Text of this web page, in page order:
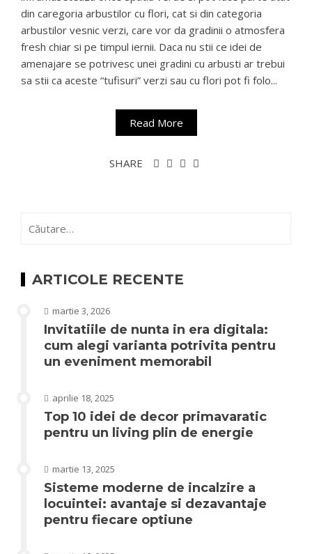
din caregoria arbustilor cu flori, cat si din categoria
arbustilor vesnic verzi, care vor da gradinii o atmosfera
fresh chiar si pe timpul iernii. Daca nu stii ce idei de
amenajare se potrivesc unei gradini cu arbusti ar trebui
sa stii ca aceste “tufisuri” verzi sau cu flori pot fi folo...
Read More
SHARE
după:
ARTICOLE RECENTE
martie 3, 2026
Invitatiile de nunta in era digitala:
cum alegi varianta potrivita pentru
un eveniment memorabil
aprilie 18, 2025
Top 10 idei de decor primavaratic
pentru un living plin de energie
martie 13, 2025
Sisteme moderne de incalzire a
locuintei: avantaje si dezavantaje
pentru fiecare optiune